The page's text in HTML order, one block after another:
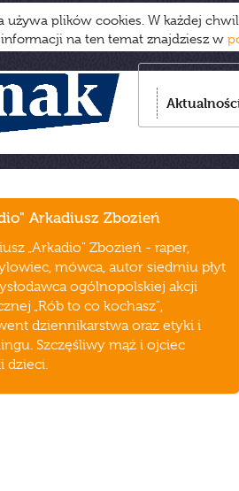
używa plików cookies. W każdej
na ten temat znajdziesz w
Arkadiusz Zbozień
„Arkadio" Zbozień - raper,
mówca, autor siedmiu płyt
ogólnopolskiej akcji
„Rób to co kochasz",
dziennikarstwa oraz etyki i
Szczęśliwy mąż i ojciec
dzieci.